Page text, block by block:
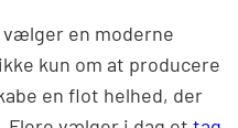
en moderne
kun om at producere
en flot helhed, der